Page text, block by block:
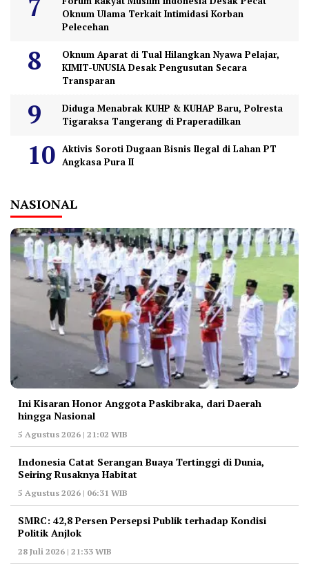
Oknum Ulama Terkait Intimidasi Korban
Pelecehan
Oknum Aparat di Tual Hilangkan Nyawa Pelajar,
KIMIT-UNUSIA Desak Pengusutan Secara
Transparan
Diduga Menabrak KUHP & KUHAP Baru, Polresta
Tigaraksa Tangerang di Praperadilkan
Aktivis Soroti Dugaan Bisnis Ilegal di Lahan PT
Angkasa Pura II
NASIONAL
Ini Kisaran Honor Anggota Paskibraka, dari Daerah
hingga Nasional
5 Agustus 2026 | 21:02 WIB
Indonesia Catat Serangan Buaya Tertinggi di Dunia,
Seiring Rusaknya Habitat
5 Agustus 2026 | 06:31 WIB
‎SMRC: 42,8 Persen Persepsi Publik terhadap Kondisi
Politik Anjlok
28 Juli 2026 | 21:33 WIB